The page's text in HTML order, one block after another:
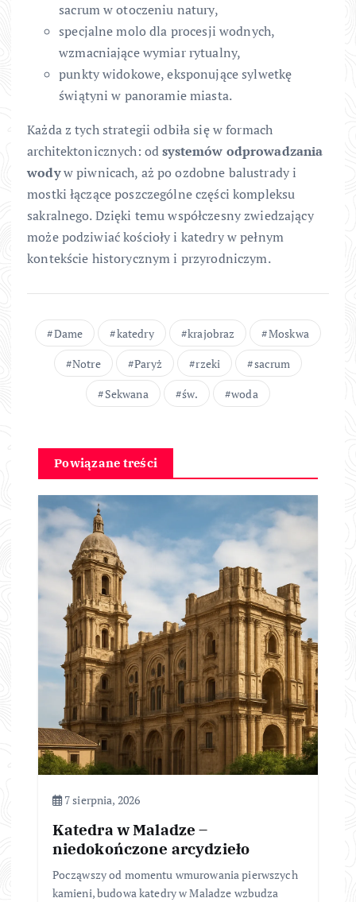
sacrum w otoczeniu natury,
specjalne molo dla procesji wodnych,
wzmacniające wymiar rytualny,
punkty widokowe, eksponujące sylwetkę
świątyni w panoramie miasta.
Każda z tych strategii odbiła się w formach
architektonicznych: odsystemów odprowadzania
wodyw piwnicach, aż po ozdobne balustrady i
mostki łączące poszczególne części kompleksu
sakralnego. Dzięki temu współczesny zwiedzający
może podziwiać kościoły i katedry w pełnym
kontekście historycznym i przyrodniczym.
Dame katedry krajobraz
Moskwa
Notre
Paryż rzeki
sacrum
Sekwana
św. woda
Powiązane treści
7 sierpnia, 2026
Katedra w Maladze –
niedokończone arcydzieło
Począwszy od momentu wmurowania pierwszych
kamieni, budowa katedry w Maladze wzbudza